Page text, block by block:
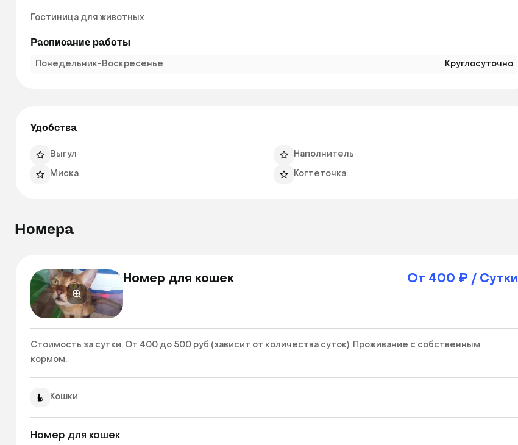
Гостиница для животных
Расписание работы
Понедельник-Воскресенье Круглосуточно
Удобства
Выгул Наполнитель
Миска Когтеточка
Номера
Номер для кошек От 400 ₽ / Сутки
Стоимость за сутки. От 400 до 500 руб (зависит от количества суток). Проживание с собственным
кормом.
Кошки
Номер для кошек